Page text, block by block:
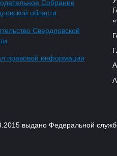
Собрание
области
Свердловской
правовой информации
выдано Федеральной